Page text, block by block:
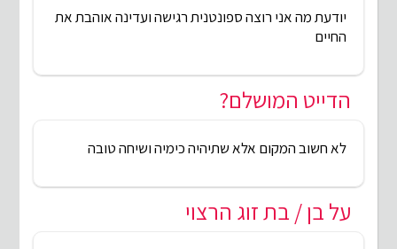
יודעת מה אני רוצה ספונטנית רגישה ועדינה אוהבת את
החיים
הדייט המושלם?
לא חשוב המקום אלא שתיהיה כימיה ושיחה טובה
על בן / בת זוג הרצוי